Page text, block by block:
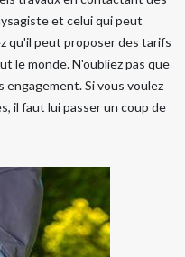
et celui qui peut
qu'il peut proposer des tarifs
le monde. N'oubliez pas que
Si vous voulez
il faut lui passer un coup de